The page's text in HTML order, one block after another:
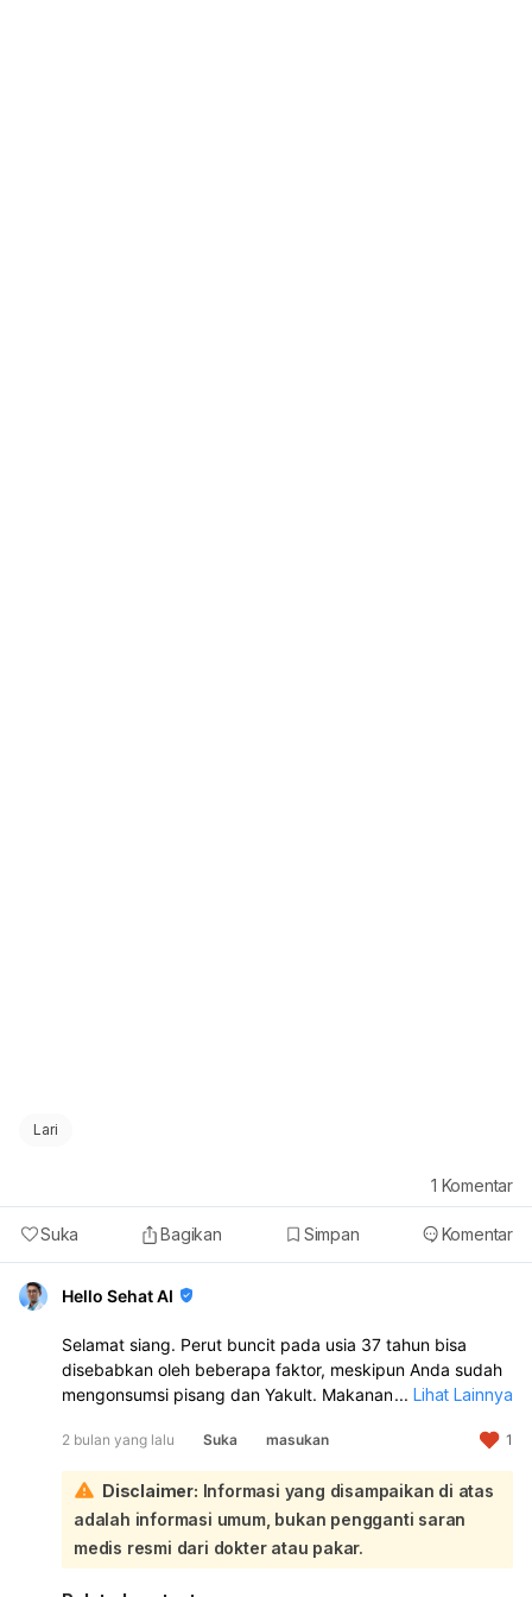
Lari
Suka Bagikan Simpan Komentar
1 Komentar
Hello Sehat AI
Selamat siang. Perut buncit pada usia 37 tahun bisa
disebabkan oleh beberapa faktor, meskipun Anda sudah
mengonsumsi pisang dan Yakult. Makanan tersebut
gaya hidup sehat secara menyeluruh:
Pada usia 37 tahun, perubahan hormon, penumpukan
lemak viseral di sekitar organ dalam, faktor genetik, gaya
hidup, konsumsi makanan manis berlebihan, stres, kurang
tidur, dan kurangnya aktivitas fisik dapat menjadi
penyebab perut buncit. Pisang dan Yakult (yang
... Lihat Lainnya
2 bulan yang lalu Suka masukan 1
Disclaimer: Informasi yang disampaikan di atas
adalah informasi umum, bukan pengganti saran
medis resmi dari dokter atau pakar.